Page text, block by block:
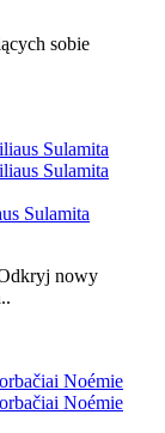
sobie
Sulamita
nowy